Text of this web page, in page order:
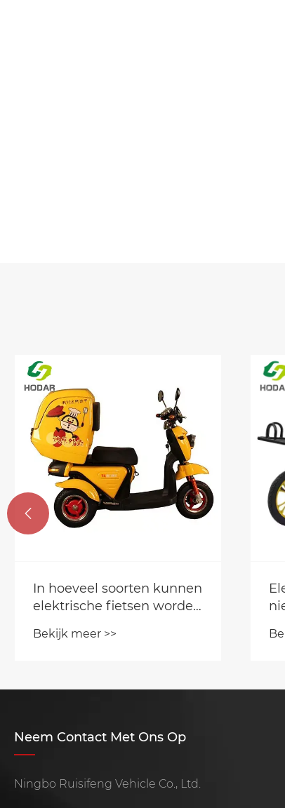
Elektrische fiets: een
nieuwe keuze voor
Bekijk meer >>
Is

Neem Contact Met Ons Op
Ningbo Ruisifeng Vehicle Co., Ltd.